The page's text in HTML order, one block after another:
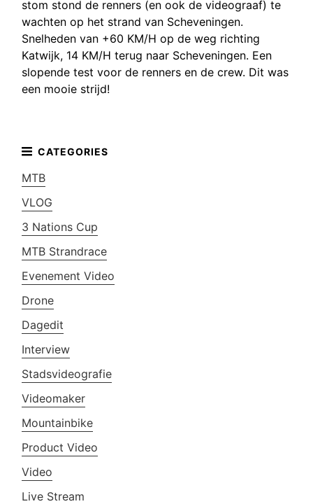
stom stond de renners (en ook de videograaf) te
wachten op het strand van Scheveningen.
Snelheden van +60 KM/H op de weg richting
Katwijk, 14 KM/H terug naar Scheveningen. Een
slopende test voor de renners en de crew. Dit was
een mooie strijd!
MTB
VLOG
3 Nations Cup
MTB Strandrace
Evenement Video
Drone
Dagedit
Interview
Stadsvideografie
Videomaker
Mountainbike
Product Video
Video
Live Stream